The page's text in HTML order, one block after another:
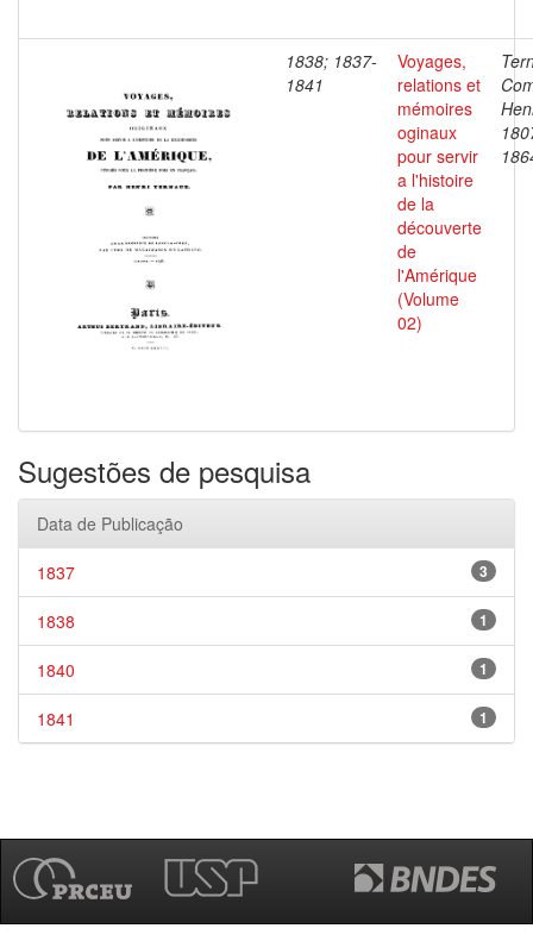
1838; 1837-
1841
Voyages,
relations et
mémoires
oginaux
pour servir
a l'histoire
de la
découverte
de
l'Amérique
(Volume
02)
Sugestões de pesquisa
Data de Publicação
3
1837
1
1838
1
1840
1
1841